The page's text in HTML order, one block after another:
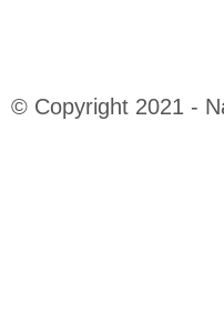
© Copyright 2021 -